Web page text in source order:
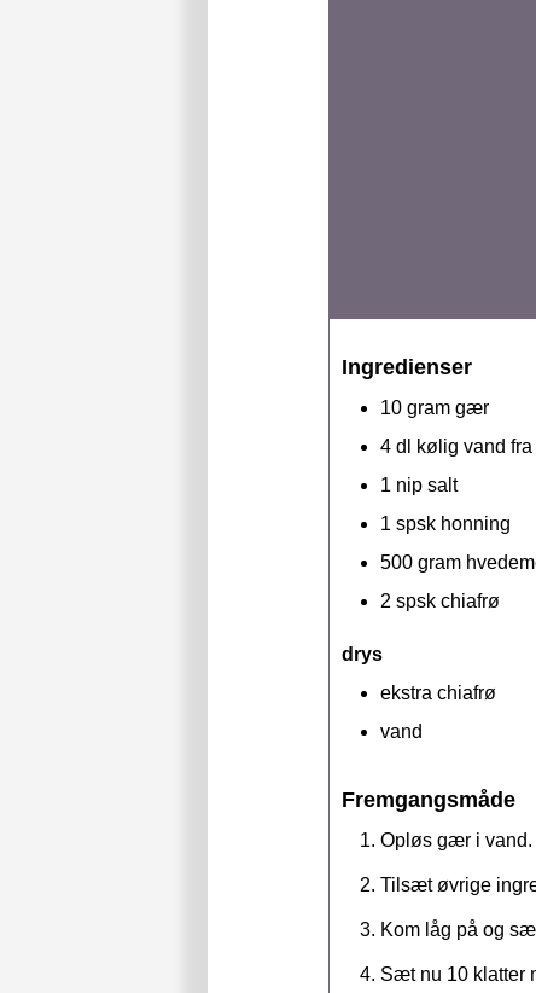
Ingredienser
10 gram gær
4 dl
kølig vand
1 nip salt
1 spsk honning
500 gram
2 spsk chiafrø
drys
ekstra chiafrø
vand
Fremgangsmåde
Opløs gær i vand.
Tilsæt øvrige
Kom låg på og
Sæt nu 10 klatter